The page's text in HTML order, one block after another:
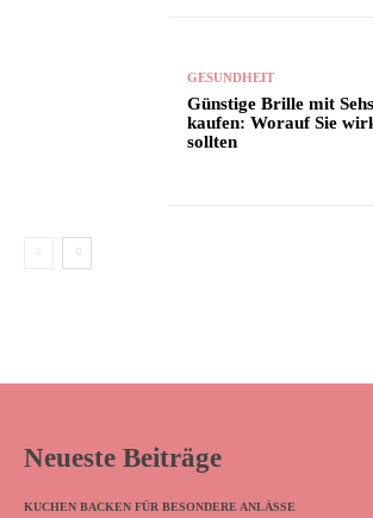
GESUNDHEIT
Günstige Brille mit
kaufen: Worauf Sie
sollten
Neueste Beiträge
KUCHEN BACKEN FÜR BESONDERE ANLÄSSE